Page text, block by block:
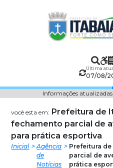
Prefeitura
Municipal
Itabaiana
Última
07/08/
Informações
você esta em: Prefeitura de
fechamento parcial de
para prática esportiva
Inicial
Agência
de
Notícias
Prefeitura
parcial de
prática